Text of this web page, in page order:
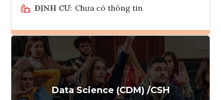
ĐỊNH CƯ: Chưa có thông tin
Ghi danh
Tham vấn Interlink
Data Science (CDM) /CSH